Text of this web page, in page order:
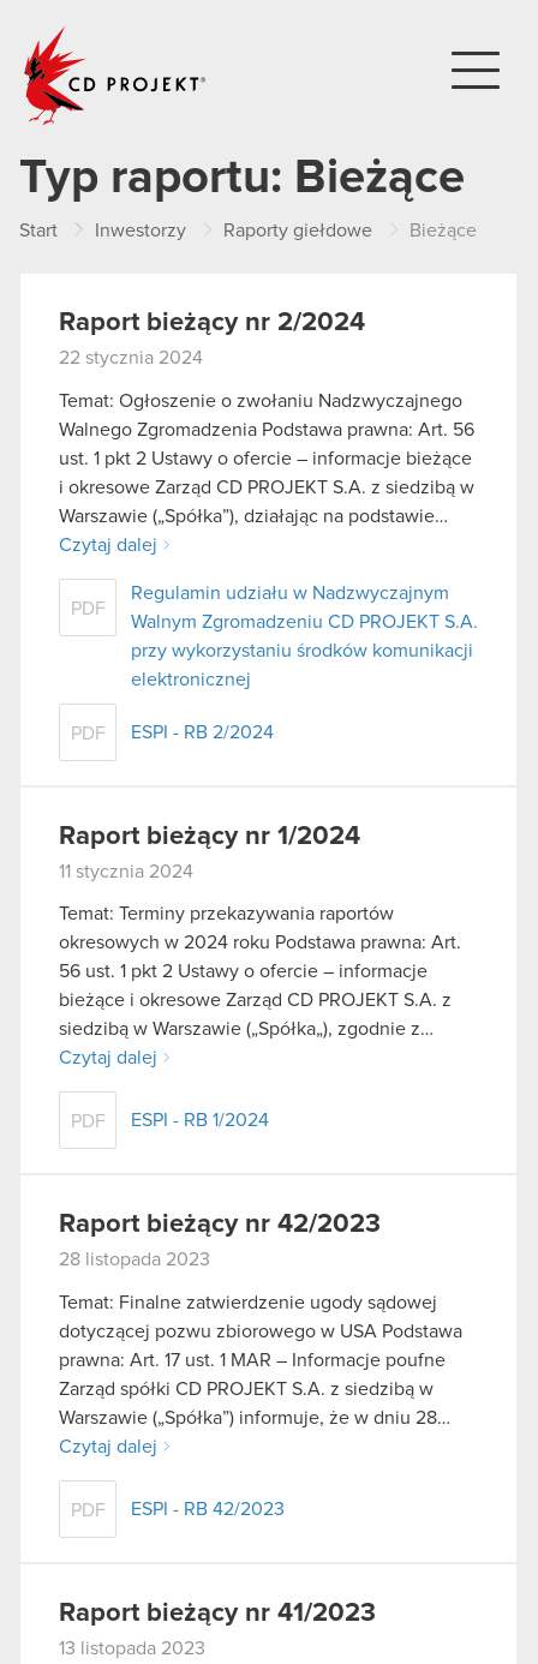
Typ raportu: Bieżące
Start Inwestorzy Raporty giełdowe Bieżące
Raport bieżący nr 2/2024
22 stycznia 2024
Temat: Ogłoszenie o zwołaniu Nadzwyczajnego
Walnego Zgromadzenia Podstawa prawna: Art. 56
ust. 1 pkt 2 Ustawy o ofercie – informacje bieżące
i okresowe Zarząd CD PROJEKT S.A. z siedzibą w
Warszawie („Spółka”), działając na podstawie…
Czytaj dalej
PDF
Regulamin udziału w Nadzwyczajnym
Walnym Zgromadzeniu CD PROJEKT S.A.
przy wykorzystaniu środków komunikacji
elektronicznej
PDF ESPI - RB 2/2024
Raport bieżący nr 1/2024
11 stycznia 2024
Temat: Terminy przekazywania raportów
okresowych w 2024 roku Podstawa prawna: Art.
56 ust. 1 pkt 2 Ustawy o ofercie – informacje
bieżące i okresowe Zarząd CD PROJEKT S.A. z
siedzibą w Warszawie („Spółka„), zgodnie z…
Czytaj dalej
PDF ESPI - RB 1/2024
Raport bieżący nr 42/2023
28 listopada 2023
Temat: Finalne zatwierdzenie ugody sądowej
dotyczącej pozwu zbiorowego w USA Podstawa
prawna: Art. 17 ust. 1 MAR – Informacje poufne
Zarząd spółki CD PROJEKT S.A. z siedzibą w
Warszawie („Spółka”) informuje, że w dniu 28…
Czytaj dalej
PDF ESPI - RB 42/2023
Raport bieżący nr 41/2023
13 listopada 2023